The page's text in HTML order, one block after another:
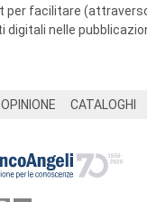
per facilitare
digitali nelle
CATALOGHI